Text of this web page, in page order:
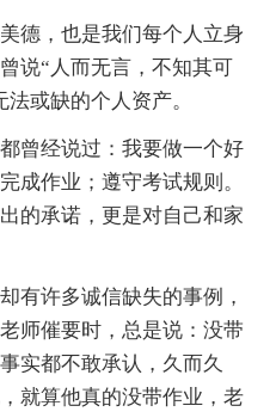
德，也是我们每个人立身
说“人而无言，不知其可
或缺的个人资产。
曾经说过：我要做一个好
成作业；遵守考试规则。
的承诺，更是对自己和家
有许多诚信缺失的事例，
师催要时，总是说：没带
实都不敢承认，久而久
就算他真的没带作业，老